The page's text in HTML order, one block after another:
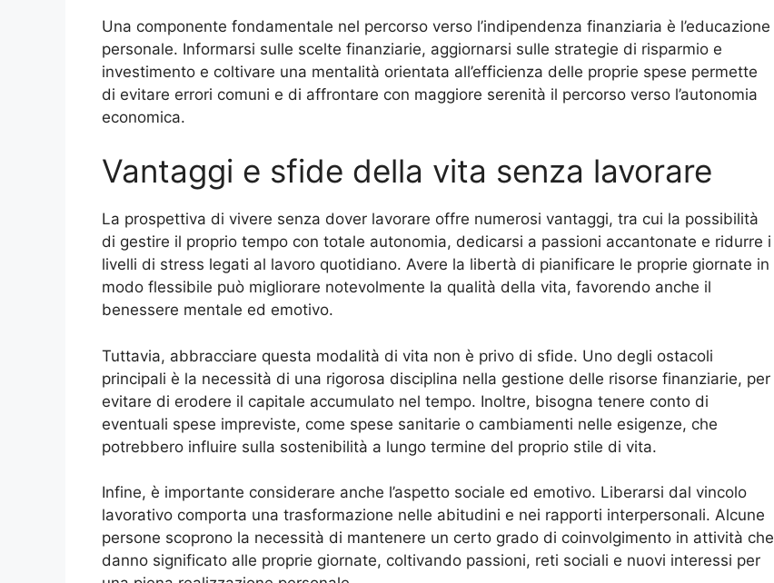
Una componente fondamentale nel percorso verso l’indipendenza finanziaria è l’educazione
personale. Informarsi sulle scelte finanziarie, aggiornarsi sulle strategie di risparmio e
investimento e coltivare una mentalità orientata all’efficienza delle proprie spese permette
di evitare errori comuni e di affrontare con maggiore serenità il percorso verso l’autonomia
economica.
Vantaggi e sfide della vita senza lavorare
La prospettiva di vivere senza dover lavorare offre numerosi vantaggi, tra cui la possibilità
di gestire il proprio tempo con totale autonomia, dedicarsi a passioni accantonate e ridurre i
livelli di stress legati al lavoro quotidiano. Avere la libertà di pianificare le proprie giornate in
modo flessibile può migliorare notevolmente la qualità della vita, favorendo anche il
benessere mentale ed emotivo.
Tuttavia, abbracciare questa modalità di vita non è privo di sfide. Uno degli ostacoli
principali è la necessità di una rigorosa disciplina nella gestione delle risorse finanziarie, per
evitare di erodere il capitale accumulato nel tempo. Inoltre, bisogna tenere conto di
eventuali spese impreviste, come spese sanitarie o cambiamenti nelle esigenze, che
potrebbero influire sulla sostenibilità a lungo termine del proprio stile di vita.
Infine, è importante considerare anche l’aspetto sociale ed emotivo. Liberarsi dal vincolo
lavorativo comporta una trasformazione nelle abitudini e nei rapporti interpersonali. Alcune
persone scoprono la necessità di mantenere un certo grado di coinvolgimento in attività che
danno significato alle proprie giornate, coltivando passioni, reti sociali e nuovi interessi per